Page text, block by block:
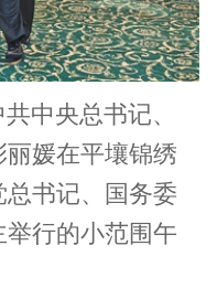
中央总书记、
丽媛在平壤锦绣
书记、国务委
举行的小范围午